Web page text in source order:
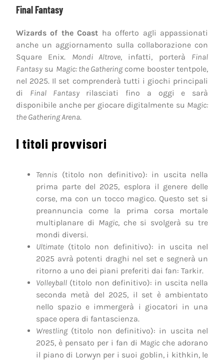
Final Fantasy
Wizards of the Coast ha offerto agli appassionati
anche un aggiornamento sulla collaborazione con
Square Enix. Mondi Altrove, infatti, porterà Final
Fantasy su Magic: the Gatheringcome booster tentpole,
nel 2025. Il set comprenderà tutti i giochi principali
di Final Fantasyrilasciati fino a oggi e sarà
disponibile anche per giocare digitalmente su Magic:
the Gathering Arena.
I titoli provvisori
Tennis (titolo non definitivo): in uscita nella
prima parte del 2025, esplora il genere delle
corse, ma con un tocco magico. Questo set si
preannuncia come la prima corsa mortale
multiplanare di Magic, che si svolgerà su tre
mondi diversi.
Ultimate (titolo non definitivo): in uscita nel
2025 avrà potenti draghi nel set e segnerà un
ritorno a uno dei piani preferiti dai fan: Tarkir.
Volleyball (titolo non definitivo): in uscita nella
seconda metà del 2025, il set è ambientato
nello spazio e immergerà i giocatori in una
space opera di fantascienza.
Wrestling(titolo non definitivo): in uscita nel
2025, è pensato per i fan di Magic che adorano
il piano di Lorwyn per i suoi goblin, i kithkin, le